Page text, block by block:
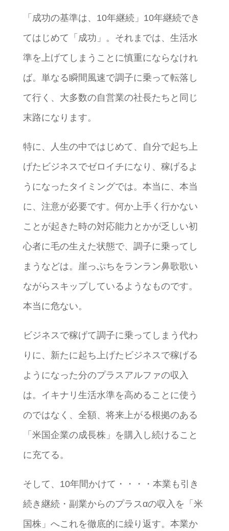
「成功の基準は、10年継続」10年継続でき
てはじめて「成功」。それまでは、生活水
準を上げてしまうことに慎重にならなけれ
ば。単なる瞬間風速で調子に乗って転落し
て行く、大多数の自営業の社長たちと同じ
末路になります。
特に、人生の中ではじめて、自分で起ち上
げたビジネスでゼロイチになり、稼げるよ
うになったタイミングでは。本当に、本当
に、注意が必要です。何か上手く行かない
ことが起きた時の対応能力とかが乏しい初
心者に毛の生えた状態で、調子に乗ってし
まうなどは。崖っぷちをランラン鼻歌歌い
ながらスキップしているようなものです。
本当に危ない。
ビジネスで稼げて調子に乗ってしまう代わ
りに、新たに起ち上げたビジネスで稼げる
ようになった分のプラスアルファの収入
は。イキナリ生活水準を高めることに使う
のではなく、全額、将来上がる根拠のある
「米国企業の成長株」を購入し続けること
に充てる。
そして、10年間かけて・・・・本業も引き
続き継続・副業からのプラスαの収入を「米
国株」へこれを徹底的に繰り返す。本業か